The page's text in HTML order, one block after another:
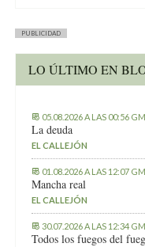
PUBLICIDAD
LO ÚLTIMO EN
05.08.2026 A LAS 00:56
La deuda
EL CALLEJÓN
01.08.2026 A LAS 12:07
Mancha real
EL CALLEJÓN
30.07.2026 A LAS 12:34
Todos los fuegos del